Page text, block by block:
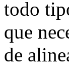
todo
que
de